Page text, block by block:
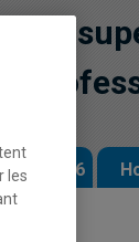
2026
les